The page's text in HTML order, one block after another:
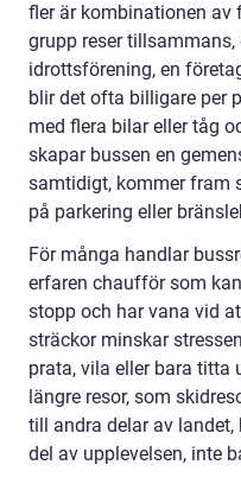
fler är kombinationen av
grupp reser
idrottsförening, en
blir det ofta billigare per
med flera bilar eller tåg
skapar bussen en
samtidigt, kommer fram
på parkering eller
För många handlar
erfaren chaufför som
stopp och har vana vid
sträckor minskar
prata, vila eller bara titta
längre resor, som
till andra delar av
del av upplevelsen, inte